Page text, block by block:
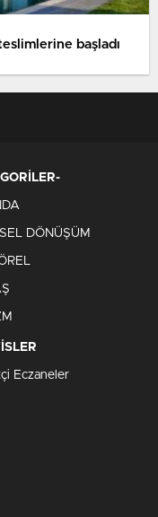
başladı
DÖNÜŞÜM
Eczaneler